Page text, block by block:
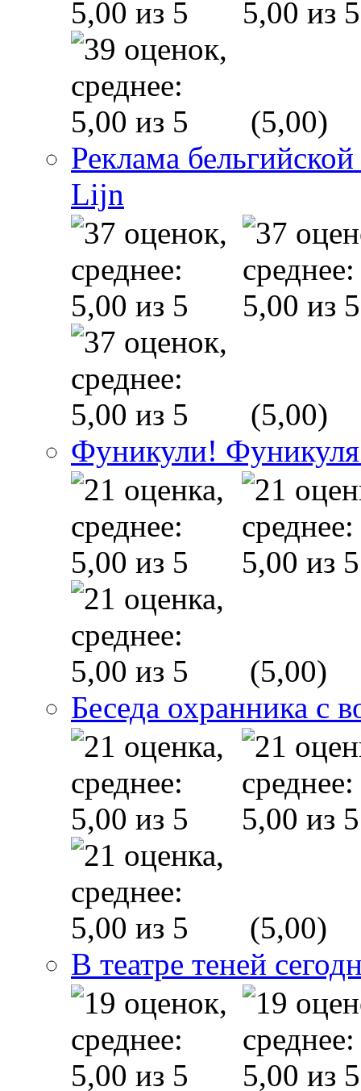
(5,00)
Реклама
Lijn
(5,00)
Фуникули!
(5,00)
Беседа охранника с
(5,00)
В театре теней